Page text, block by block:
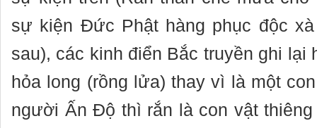
sự kiện Đức Phật hàng phục độc
sau), các kinh điển Bắc truyền ghi lại
hỏa long (rồng lửa) thay vì là một
người Ấn Độ thì rắn là con vật